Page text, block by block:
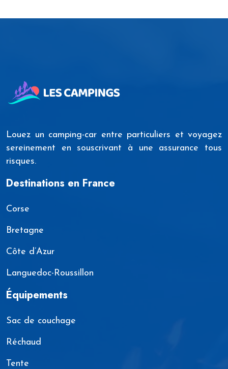
Louez un camping-car entre particuliers et voyagez
sereinement en souscrivant à une assurance tous
risques.
Destinations en France
Corse
Bretagne
Côte d’Azur
Languedoc-Roussillon
Équipements
Sac de couchage
Réchaud
Tente